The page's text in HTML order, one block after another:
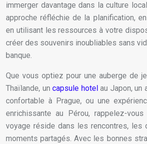
immerger davantage dans la culture
approche réfléchie de la planification,
en utilisant les ressources à votre
créer des souvenirs inoubliables sans
banque.
Que vous optiez pour une auberge de
Thaïlande, un capsule hotel au Japon, un
confortable à Prague, ou une
enrichissante au Pérou, rappelez-
voyage réside dans les rencontres, les
moments partagés. Avec les bonnes